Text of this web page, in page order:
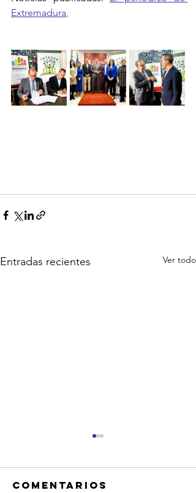
Extremadura,
Entradas recientes Ver todo
Comentarios